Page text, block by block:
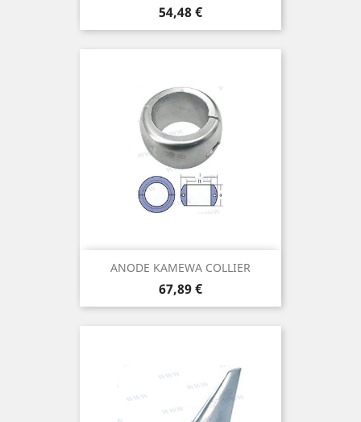
Prix
54,48 €
ANODE KAMEWA COLLIER
Prix
67,89 €